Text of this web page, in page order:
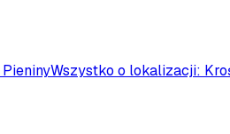
PieninyWszystko o lokalizacji: